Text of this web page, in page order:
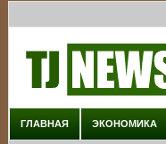
ГЛАВНАЯ ЭКОНОМИКА